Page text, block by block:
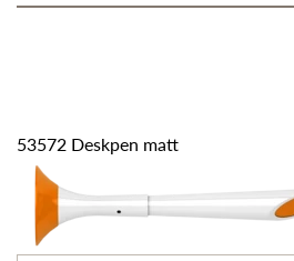
53572 Deskpen matt